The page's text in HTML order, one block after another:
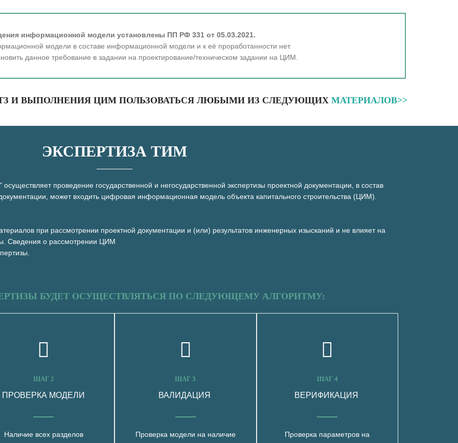
информационной модели установлены ПП РФ 331 от 05.03.2021.
модели в составе информационной модели и к её проработанности нет.
данное требование в задании на проектирование/техническом задании на ЦИМ.
И ВЫПОЛНЕНИЯ ЦИМ ПОЛЬЗОВАТЬСЯ ЛЮБЫМИ ИЗ СЛЕДУЮЩИХ МАТЕРИАЛОВ>>
ЭКСПЕРТИЗА ТИМ
проведение государственной и негосударственной экспертизы проектной документации, в состав
может входить цифровая информационная модель объекта капитального строительства (ЦИМ).
при рассмотрении проектной документации и (или) результатов инженерных изысканий и не влияет на
Сведения о рассмотрении ЦИМ
БУДЕТ ОСУЩЕСТВЛЯТЬСЯ ПО СЛЕДУЮЩЕМУ АЛГОРИТМУ:
ШАГ 2
ПРОВЕРКА МОДЕЛИ
Наличие всех разделов
ШАГ 3
ВАЛИДАЦИЯ
Проверка модели на наличие
ШАГ 4
ВЕРИФИКАЦИЯ
Проверка параметров на